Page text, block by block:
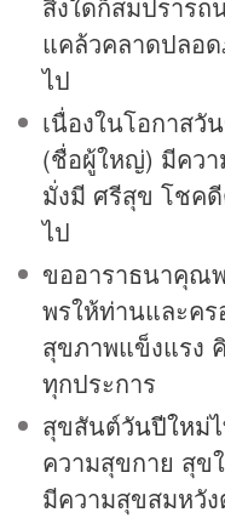
สิ่งใดก็สมปรารถ
แคล้วคลาดปลอ
ไป
เนื่องในโอกาสวั
(ชื่อผู้ใหญ่) มีคว
มั่งมี ศรีสุข โชค
ไป
ขออาราธนาคุณ
พรให้ท่านและค
สุขภาพแข็งแรง
ทุกประการ
สุขสันต์วันปีใหม่
ความสุขกาย สุข
มีความสุขสมหวั